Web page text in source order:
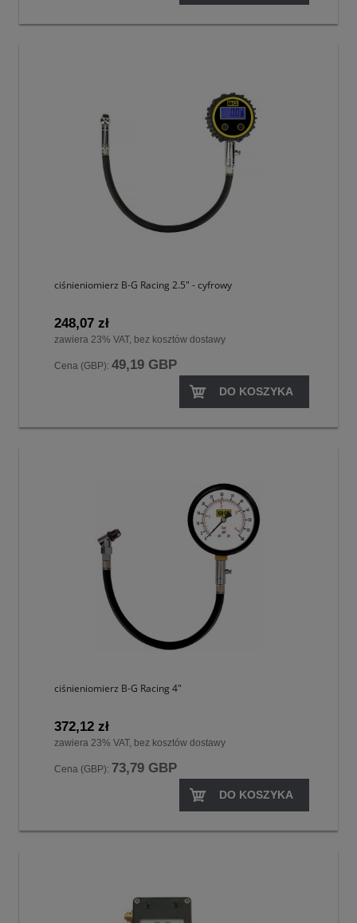
ciśnieniomierz B-G Racing 2.5" - cyfrowy
248,07 zł
zawiera 23% VAT, bez kosztów dostawy
Cena (GBP): 49,19 GBP
DO KOSZYKA
ciśnieniomierz B-G Racing 4"
372,12 zł
zawiera 23% VAT, bez kosztów dostawy
Cena (GBP): 73,79 GBP
DO KOSZYKA